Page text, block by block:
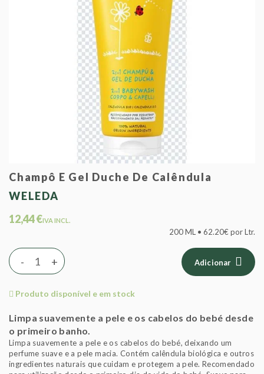
Champô E Gel Duche De Calêndula
WELEDA
12,44 €IVA INCL.
200 ML • 62.20€ por Ltr.
+
- Adicionar
Produto disponível e em stock
Limpa suavemente a pele e os cabelos do bebé desde
o primeiro banho.
Limpa suavemente a pele e os cabelos do bebé, deixando um
perfume suave e a pele macia. Contém calêndula biológica e outros
ingredientes naturais que cuidam e protegem a pele. Recomendado